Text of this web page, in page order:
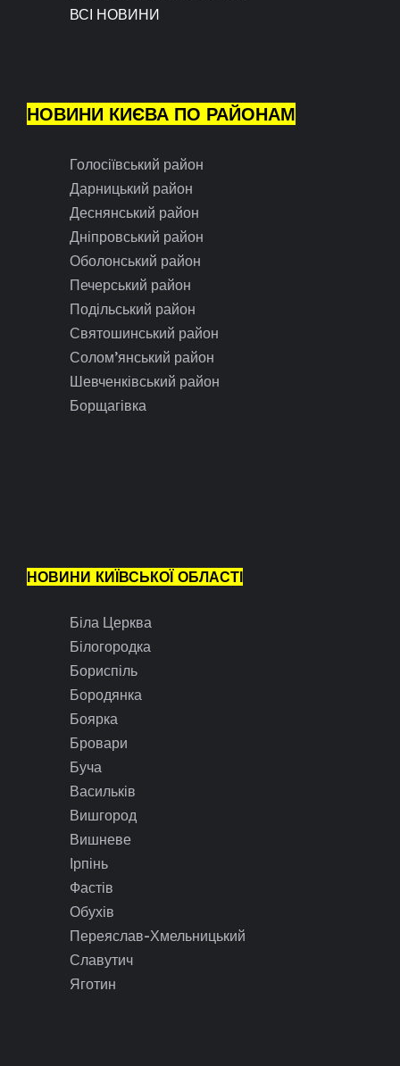
ВСІ НОВИНИ
НОВИНИ КИЄВА ПО РАЙОНАМ
Голосіївський район
Дарницький район
Деснянський район
Дніпровський район
Оболонський район
Печерський район
Подільський район
Святошинський район
Солом’янський район
Шевченківський район
Борщагівка
НОВИНИ КИЇВСЬКОЇ ОБЛАСТІ
Біла Церква
Білогородка
Бориспіль
Бородянка
Боярка
Бровари
Буча
Васильків
Вишгород
Вишневе
Ірпінь
Фастів
Обухів
Переяслав-Хмельницький
Славутич
Яготин